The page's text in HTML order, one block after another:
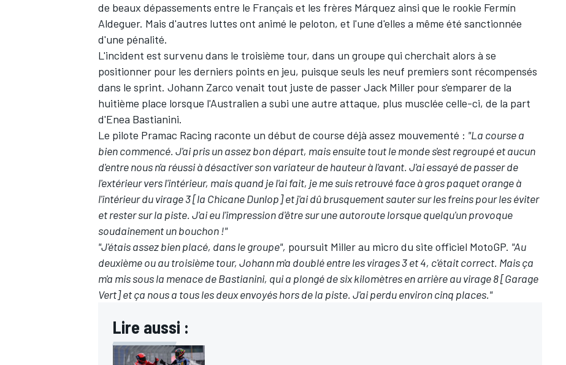
de beaux dépassements entre le Français et les frères Márquez ainsi que le rookie Fermín
Aldeguer. Mais d'autres luttes ont animé le peloton, et l'une d'elles a même été sanctionnée
d'une pénalité.
L'incident est survenu dans le troisième tour, dans un groupe qui cherchait alors à se
positionner pour les derniers points en jeu, puisque seuls les neuf premiers sont récompensés
dans le sprint. Johann Zarco venait tout juste de passerJack Miller pour s'emparer de la
huitième place lorsque l'Australien a subi une autre attaque, plus musclée celle-ci, de la part
d'Enea Bastianini.
Le pilote Pramac Racing raconte un début de course déjà assez mouvementé : "La course a
bien commencé. J'ai pris un assez bon départ, mais ensuite tout le monde s'est regroupé et aucun
d'entre nous n'a réussi à désactiver son variateur de hauteur à l'avant. J'ai essayé de passer de
l'extérieur vers l'intérieur, mais quand je l'ai fait, je me suis retrouvé face à gros paquet orange à
l'intérieur du virage 3 [la Chicane Dunlop] et j'ai dû brusquement sauter sur les freins pour les éviter
et rester sur la piste. J'ai eu l'impression d'être sur une autoroute lorsque quelqu'un provoque
soudainement un bouchon !"
"J'étais assez bien placé, dans le groupe", poursuit Miller au micro du site officiel MotoGP. "Au
deuxième ou au troisième tour, Johann m'a doublé entre les virages 3 et 4, c'était correct. Mais ça
m'a mis sous la menace de Bastianini, qui a plongé de six kilomètres en arrière au virage 8 [Garage
Vert] et ça nous a tous les deux envoyés hors de la piste. J'ai perdu environ cinq places."
Lire aussi :